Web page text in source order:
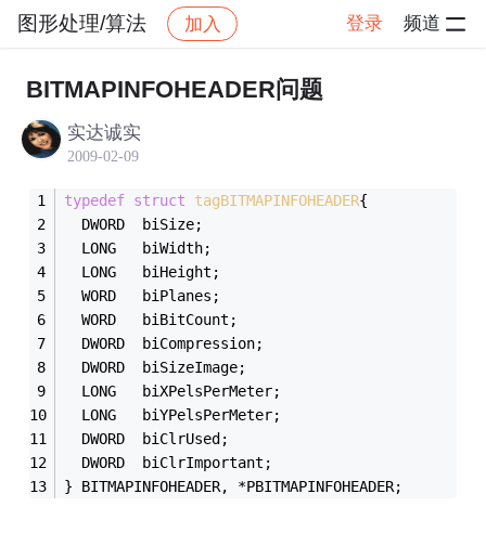
图形处理/算法 加入 登录 频道
社区 图形处理/算法 帖子详情
BITMAPINFOHEADER问题
实达诚实
2009-02-09
typedef struct tagBITMAPINFOHEADER{
  DWORD  biSize;
  LONG   biWidth;
  LONG   biHeight;
  WORD   biPlanes;
  WORD   biBitCount;
  DWORD  biCompression;
  DWORD  biSizeImage;
  LONG   biXPelsPerMeter;
  LONG   biYPelsPerMeter;
  DWORD  biClrUsed;
  DWORD  biClrImportant;
} BITMAPINFOHEADER, *PBITMAPINFOHEADER;